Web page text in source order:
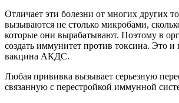
Отличает эти болезни от многих других
вызываются не столько микробами,
которые они вырабатывают. Поэтому в
создать иммунитет против токсина. Это и
вакцина АКДС.
Любая прививка вызывает серьезную
связанную с перестройкой иммунной